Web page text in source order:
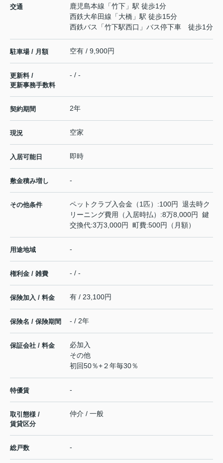
交通 鹿児島本線 「竹下 」駅 徒歩1分
西鉄大牟田線 「大橋 」駅 徒歩15分
西鉄バス「竹下駅西口」バス停下車 徒歩1分
駐車場 / 月額 空有 / 9,900円
更新料 /
更新事務手数料
- / -
契約期間 2年
現況 空家
入居可能日 即時
敷金積み増し -
その他条件
ペットクラブ入会金（1匹）:100円 退去時ク
リーニング費用（入居時払）:8万8,000円 鍵
交換代:3万3,000円 町費:500円（月額）
用途地域 -
権利金 / 雑費 - / -
保険加入 / 料金 有 / 23,100円
保険名 / 保険期間 - / 2年
保証会社 / 料金
必加入
その他
初回50％+２年毎30％
特優賃 -
取引態様 /
賃貸区分
仲介 / 一般
総戸数 -